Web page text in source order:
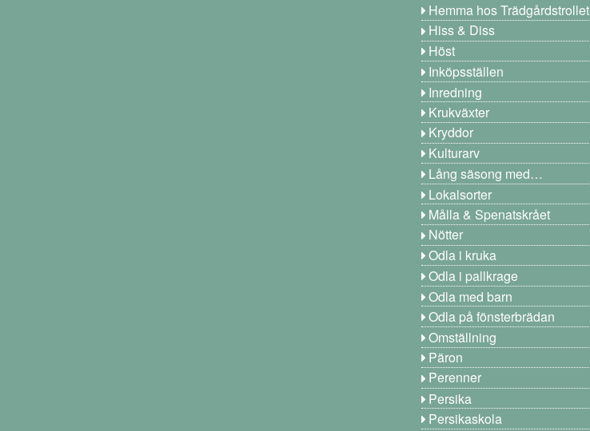
Hemma hos Trädgårdstrollet
Hiss & Diss
Höst
Inköpsställen
Inredning
Krukväxter
Kryddor
Kulturarv
Lång säsong med…
Lokalsorter
Målla & Spenatskrået
Nötter
Odla i kruka
Odla i pallkrage
Odla med barn
Odla på fönsterbrädan
Omställning
Päron
Perenner
Persika
Persikaskola